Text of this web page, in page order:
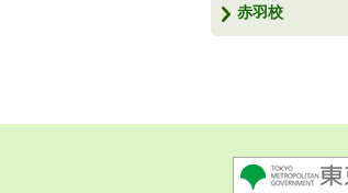
赤羽校